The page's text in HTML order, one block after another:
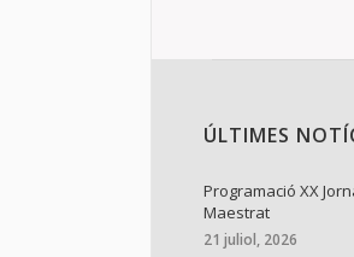
ÚLTIMES
Programació XX
Maestrat
21 juliol, 2026